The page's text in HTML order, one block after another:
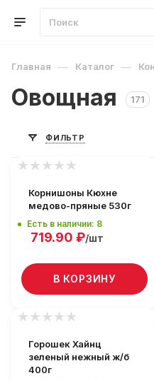
Главная — Каталог —
Овощная 171
ФИЛЬТР
Корнишоны Кюхне
медово-пряные 530г
Есть в наличии: 8
719.90 ₽/шт
В КОРЗИНУ
Горошек Хайнц
зеленый нежный ж/б
400г